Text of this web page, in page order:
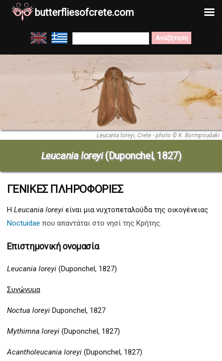
Μετάβαση
στο
περιεχόμενο
Search
for:
Leucania loreyi, Crete - photo © K. Bormpoudaki
Leucania loreyi(Duponchel, 1827)
ΓΕΝΙΚΕΣ ΠΛΗΡΟΦΟΡΙΕΣ
Η Leucania loreyi είναι μια νυχτοπεταλούδα της οικογένειας
Noctuidae που απαντάται στο νησί της Κρήτης.
Επιστημονική ονομασία
Leucania loreyi(Duponchel, 1827)
Συνώνυμα
Noctua loreyiDuponchel, 1827
Mythimna loreyi(Duponchel, 1827)
Acantholeucania loreyi(Duponchel, 1827)
butterfliesofcrete.com